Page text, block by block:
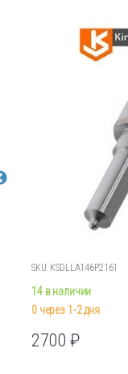
SKU: KSDLLA146P2161
14 в наличии
0 через 1-2 дня
2700₽
Этот